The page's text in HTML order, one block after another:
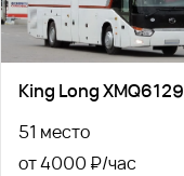
King Long XMQ6129
51 место
от 4000 ₽